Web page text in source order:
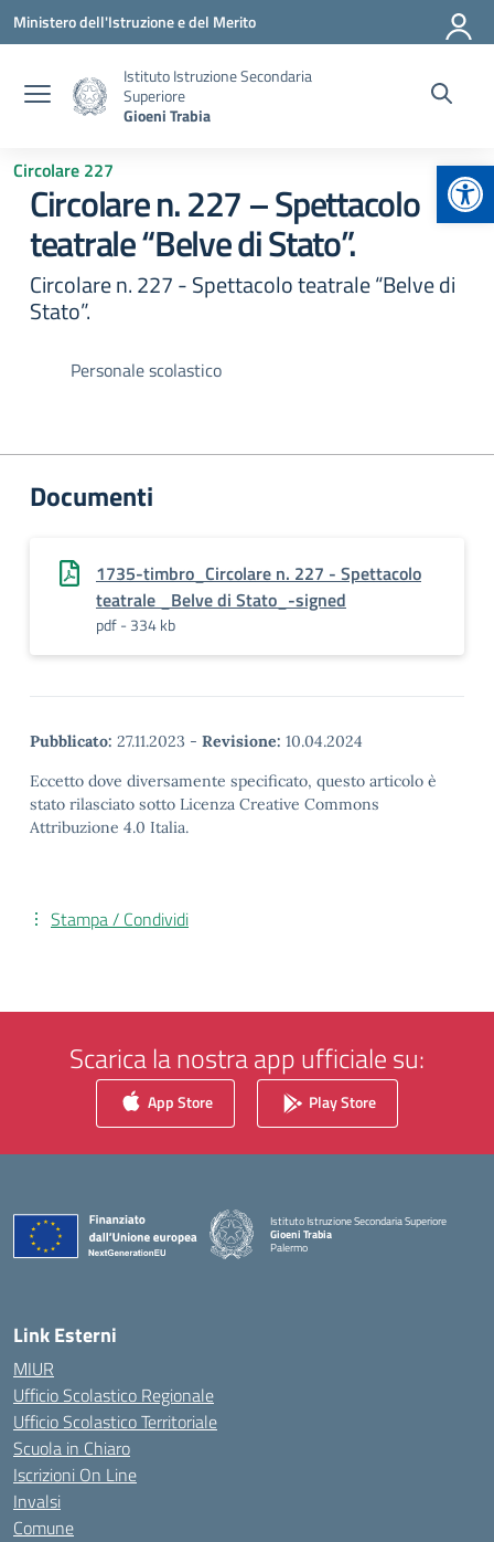
Vai ai contenuti
Vai al menu di navigazione
Vai al footer
Ministero dell'Istruzione e del Merito
Istituto Istruzione Secondaria
Superiore
Gioeni Trabia
Circolare 227
Circolare n. 227 – Spettacolo
teatrale “Belve di Stato”.
Circolare n. 227 - Spettacolo teatrale “Belve di
Stato”.
Personale scolastico
Documenti
1735-timbro_Circolare n. 227 - Spettacolo
teatrale _Belve di Stato_-signed
pdf - 334 kb
Pubblicato: 27.11.2023 - Revisione: 10.04.2024
Eccetto dove diversamente specificato, questo articolo è
stato rilasciato sotto Licenza Creative Commons
Attribuzione 4.0 Italia.
Stampa / Condividi
Scarica la nostra app ufficiale su:
App Store Play Store
Istituto Istruzione Secondaria Superiore
Gioeni Trabia
Palermo
Link Esterni
MIUR
Ufficio Scolastico Regionale
Ufficio Scolastico Territoriale
Scuola in Chiaro
Iscrizioni On Line
Invalsi
Comune